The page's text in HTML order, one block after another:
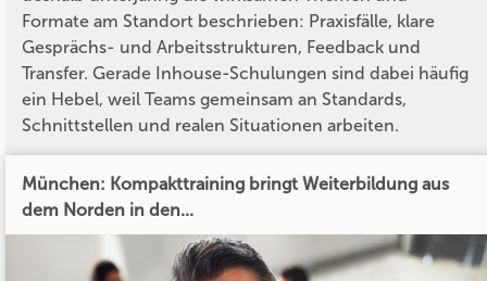
Formate am Standort beschrieben: Praxisfälle, klare
Gesprächs- und Arbeitsstrukturen, Feedback und
Transfer. Gerade Inhouse-Schulungen sind dabei häufig
ein Hebel, weil Teams gemeinsam an Standards,
Schnittstellen und realen Situationen arbeiten.
München: Kompakttraining bringt Weiterbildung aus
dem Norden in den...